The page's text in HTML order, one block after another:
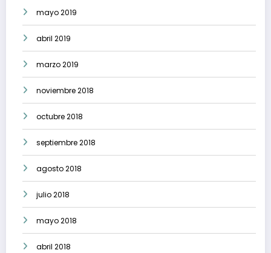
mayo 2019
abril 2019
marzo 2019
noviembre 2018
octubre 2018
septiembre 2018
agosto 2018
julio 2018
mayo 2018
abril 2018